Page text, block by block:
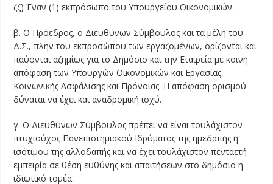
ζζ) Έναν (1) εκπρόσωπο του Υπουργείου Οικονομικών.
β. Ο Πρόεδρος, ο Διευθύνων Σύμβουλος και τα μέλη του
Δ.Σ., πλην του εκπροσώπου των εργαζομένων, ορίζονται και
παύονται αζημίως για το Δημόσιο και την Εταιρεία με κοινή
απόφαση των Υπουργών Οικονομικών και Εργασίας,
Κοινωνικής Ασφάλισης και Πρόνοιας. Η απόφαση ορισμού
δύναται να έχει και αναδρομική ισχύ.
γ. Ο Διευθύνων Σύμβουλος πρέπει να είναι τουλάχιστον
πτυχιούχος Πανεπιστημιακού Ιδρύματος της ημεδαπής ή
ισότιμου της αλλοδαπής και να έχει τουλάχιστον πενταετή
εμπειρία σε θέση ευθύνης και απαιτήσεων στο δημόσιο ή
ιδιωτικό τομέα.